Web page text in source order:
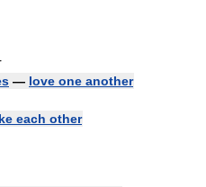
— love one another
each other